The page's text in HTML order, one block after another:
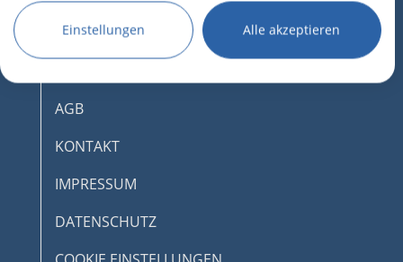
Wir nutzen Ihre Daten für folgende Zwecke:
IAB-Verarbeitungszwecke:
Speichern von oder Zugriff auf
Informationen auf einem Endgerät
Verwendung reduzierter Daten zur Auswahl
Werbung
Verwendung von Profilen zur Auswahl
Einstellungen Alle akzeptieren
AGB
KONTAKT
IMPRESSUM
DATENSCHUTZ